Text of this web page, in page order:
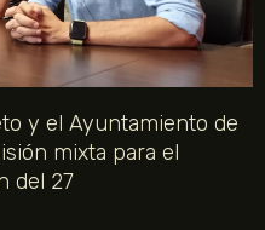
y el Ayuntamiento de
mixta para el
del 27